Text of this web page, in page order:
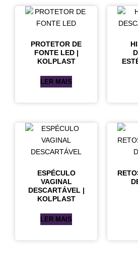
PROTETOR DE
FONTE LED |
KOLPLAST
LER MAIS
ESPÉCULO
VAGINAL
DESCARTÁVEL |
KOLPLAST
LER MAIS